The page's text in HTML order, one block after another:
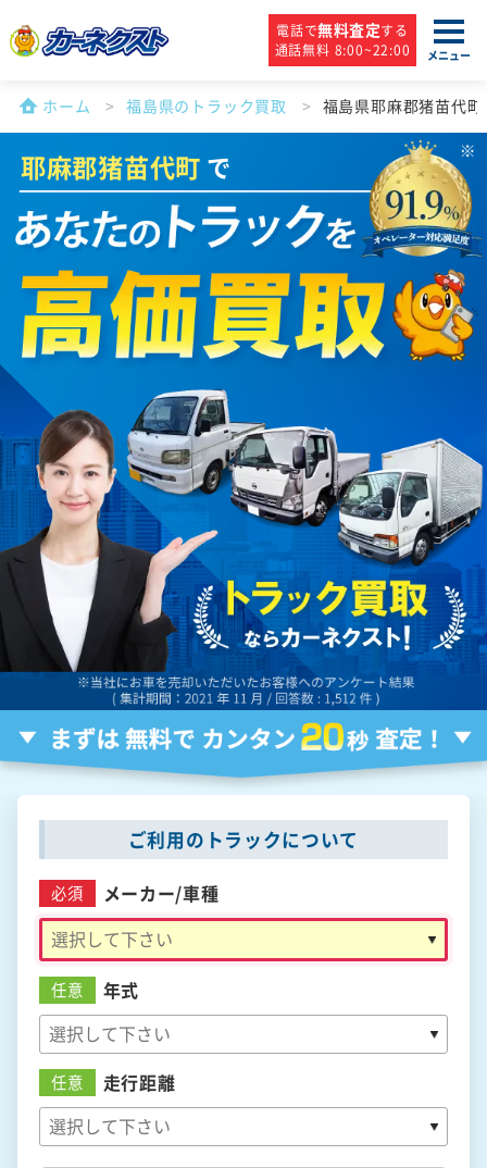
電話で無料査定する
通話無料 8:00~22:00
メニュー
ホーム 福島県のトラック買取 福島県耶麻郡猪苗代
耶麻郡猪苗代町 で
ご利用のトラックについて
必須 メーカー/車種
任意 年式
任意 走行距離